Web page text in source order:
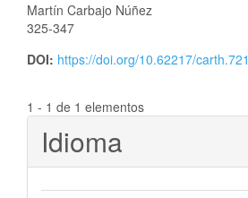
Martín Carbajo Núñez
325-347
DOI: https://doi.org/10.62217/carth.721
1 - 1 de 1 elementos
Idioma